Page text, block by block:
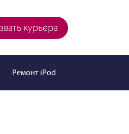
курьера
РемонтiPod